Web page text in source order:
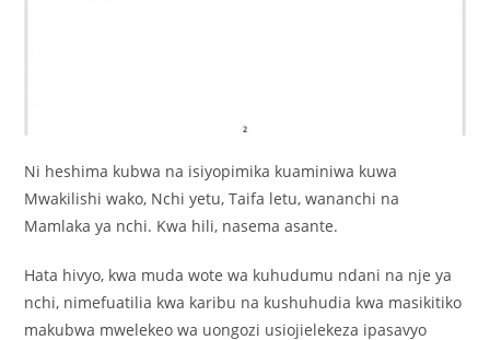
Ni heshima kubwa na isiyopimika kuaminiwa kuwa
Mwakilishi wako, Nchi yetu, Taifa letu, wananchi na
Mamlaka ya nchi. Kwa hili, nasema asante.
Hata hivyo, kwa muda wote wa kuhudumu ndani na nje ya
nchi, nimefuatilia kwa karibu na kushuhudia kwa masikitiko
makubwa mwelekeo wa uongozi usiojielekeza ipasavyo